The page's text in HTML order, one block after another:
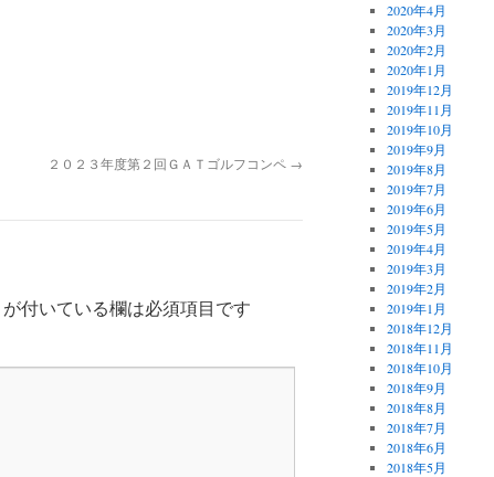
２０２３年度第２回ＧＡＴゴルフコンペ →
が付いている欄は必須項目です
2020年4月
2020年3月
2020年2月
2020年1月
2019年12月
2019年11月
2019年10月
2019年9月
2019年8月
2019年7月
2019年6月
2019年5月
2019年4月
2019年3月
2019年2月
2019年1月
2018年12月
2018年11月
2018年10月
2018年9月
2018年8月
2018年7月
2018年6月
2018年5月